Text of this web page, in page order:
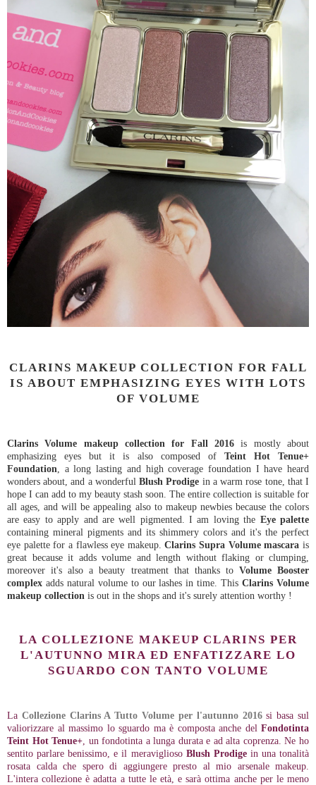
CLARINS MAKEUP COLLECTION FOR FALL
IS ABOUT EMPHASIZING EYES WITH LOTS
OF VOLUME
Clarins Volume makeup collection for Fall 2016 is mostly about
emphasizing eyes but it is also composed of Teint Hot Tenue+
Foundation , a long lasting and high coverage foundation I have heard
wonders about, and a wonderfulBlush Prodige in a warm rose tone, that I
hope I can add to my beauty stash soon. The entire collection is suitable for
all ages, and will be appealing also to makeup newbies because the colors
are easy to apply and are well pigmented. I am loving the Eye palette
containing mineral pigments and its shimmery colors and it's the perfect
eye palette for a flawless eye makeup.Clarins Supra Volume mascara is
great because it adds volume and length without flaking or clumping,
moreover it's also a beauty treatment that thanks to Volume Booster
complex adds natural volume to our lashes in time. ThisClarins Volume
makeup collection is out in the shops and it's surely attention worthy !
LA COLLEZIONE MAKEUP CLARINS PER
L'AUTUNNO MIRA ED ENFATIZZARE LO
SGUARDO CON TANTO VOLUME
La Collezione Clarins A Tutto Volume per l'autunno 2016si basa sul
valiorizzare al massimo lo sguardo ma è composta anche del Fondotinta
Teint Hot Tenue+ , un fondotinta a lunga durata e ad alta coprenza. Ne ho
sentito parlare benissimo, e il meraviglioso Blush Prodigein una tonalità
rosata calda che spero di aggiungere presto al mio arsenale makeup.
L'intera collezione è adatta a tutte le età, e sarà ottima anche per le meno